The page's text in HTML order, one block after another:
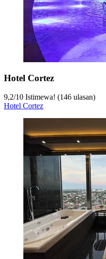
Hotel Cortez
9,2/10 Istimewa! (146 ulasan)
Hotel Cortez